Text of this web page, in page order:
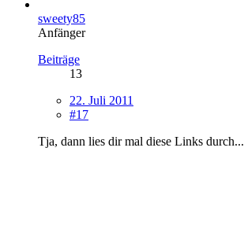
sweety85
Anfänger
Beiträge
13
22. Juli 2011
#17
Tja, dann lies dir mal diese Links durch...